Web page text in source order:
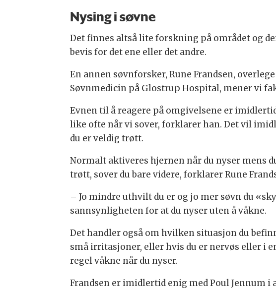
Nysing i søvne
Det finnes altså lite forskning på området og
bevis for det ene eller det andre.
En annen søvnforsker, Rune Frandsen,
Søvnmedicin på Glostrup Hospital, mener vi
Evnen til å reagere på omgivelsene er
like ofte når vi sover, forklarer han. Det vil
du er veldig trøtt.
Normalt aktiveres hjernen når du nyser mens
trøtt, sover du bare videre, forklarer Rune
– Jo mindre uthvilt du er og jo mer søvn du
sannsynligheten for at du nyser uten å våkne.
Det handler også om hvilken situasjon du
små irritasjoner, eller hvis du er nervøs eller i
regel våkne når du nyser.
Frandsen er imidlertid enig med Poul Jennum